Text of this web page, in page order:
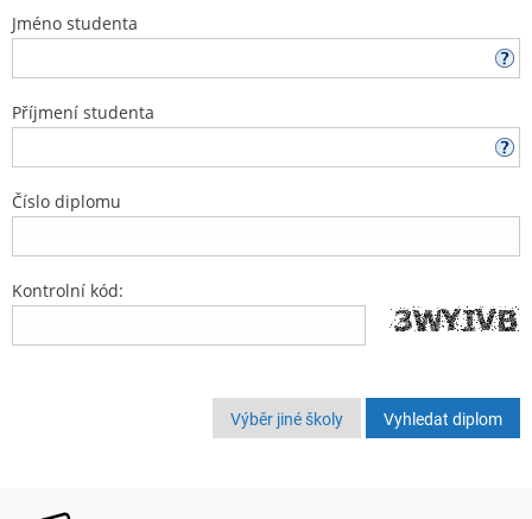
Jméno studenta
Příjmení studenta
Číslo diplomu
Kontrolní kód:
Výběr jiné školy